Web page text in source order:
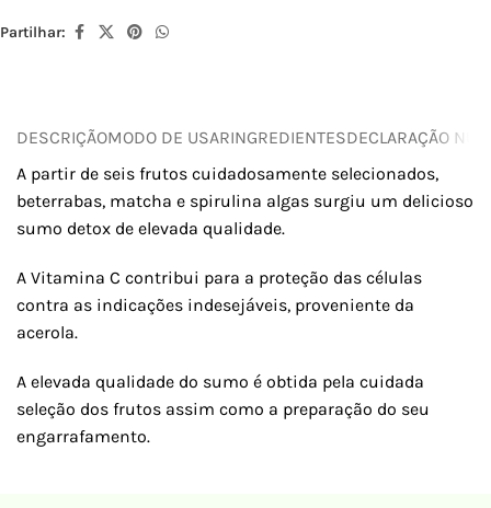
Partilhar:
DESCRIÇÃOMODO DE USARINGREDIENTESDECLARAÇÃO
A partir de seis frutos cuidadosamente selecionados,
beterrabas, matcha e spirulina algas surgiu um delicioso
sumo detox de elevada qualidade.
A Vitamina C contribui para a proteção das células
contra as indicações indesejáveis, proveniente da
acerola.
A elevada qualidade do sumo é obtida pela cuidada
seleção dos frutos assim como a preparação do seu
engarrafamento.